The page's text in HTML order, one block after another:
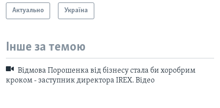
Актуально Україна
Інше за темою
Відмова Порошенка від бізнесу стала би хоробрим
кроком - заступник директора IREX. Відео